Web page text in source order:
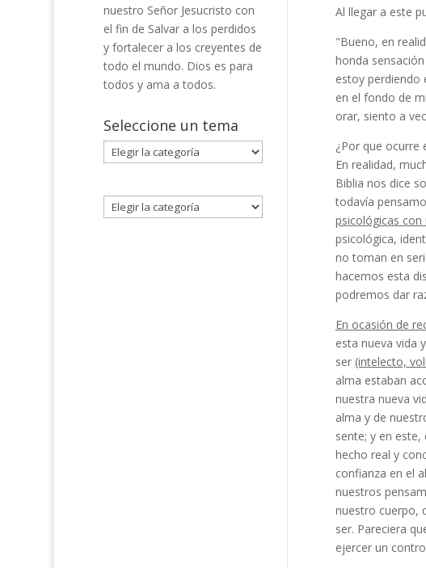
Al llegar a este
"Bueno, en
honda
estoy perdiendo
en el fondo de
orar, siento a
¿Por que ocurre
En realidad,
Biblia nos dice
todavía
psicológicas con
psicológica,
no toman en
hacemos esta
podremos dar
En ocasión de
esta nueva vida
ser (inte­lecto,
alma estaban
nuestra nueva
alma y de
sente; y en
hecho real y
confianza en el
nuestros
nuestro cuerpo,
ser. Pareciera
ejercer un
nuestro Señor Jesucristo con
el fin de Salvar a los perdidos
y fortalecer a los creyentes de
todo el mundo. Dios es para
todos y ama a todos.
Seleccione un tema
Seleccione
un